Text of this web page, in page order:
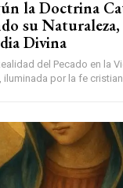
la Doctrina
su Naturaleza,
Divina
del Pecado en la
por la fe